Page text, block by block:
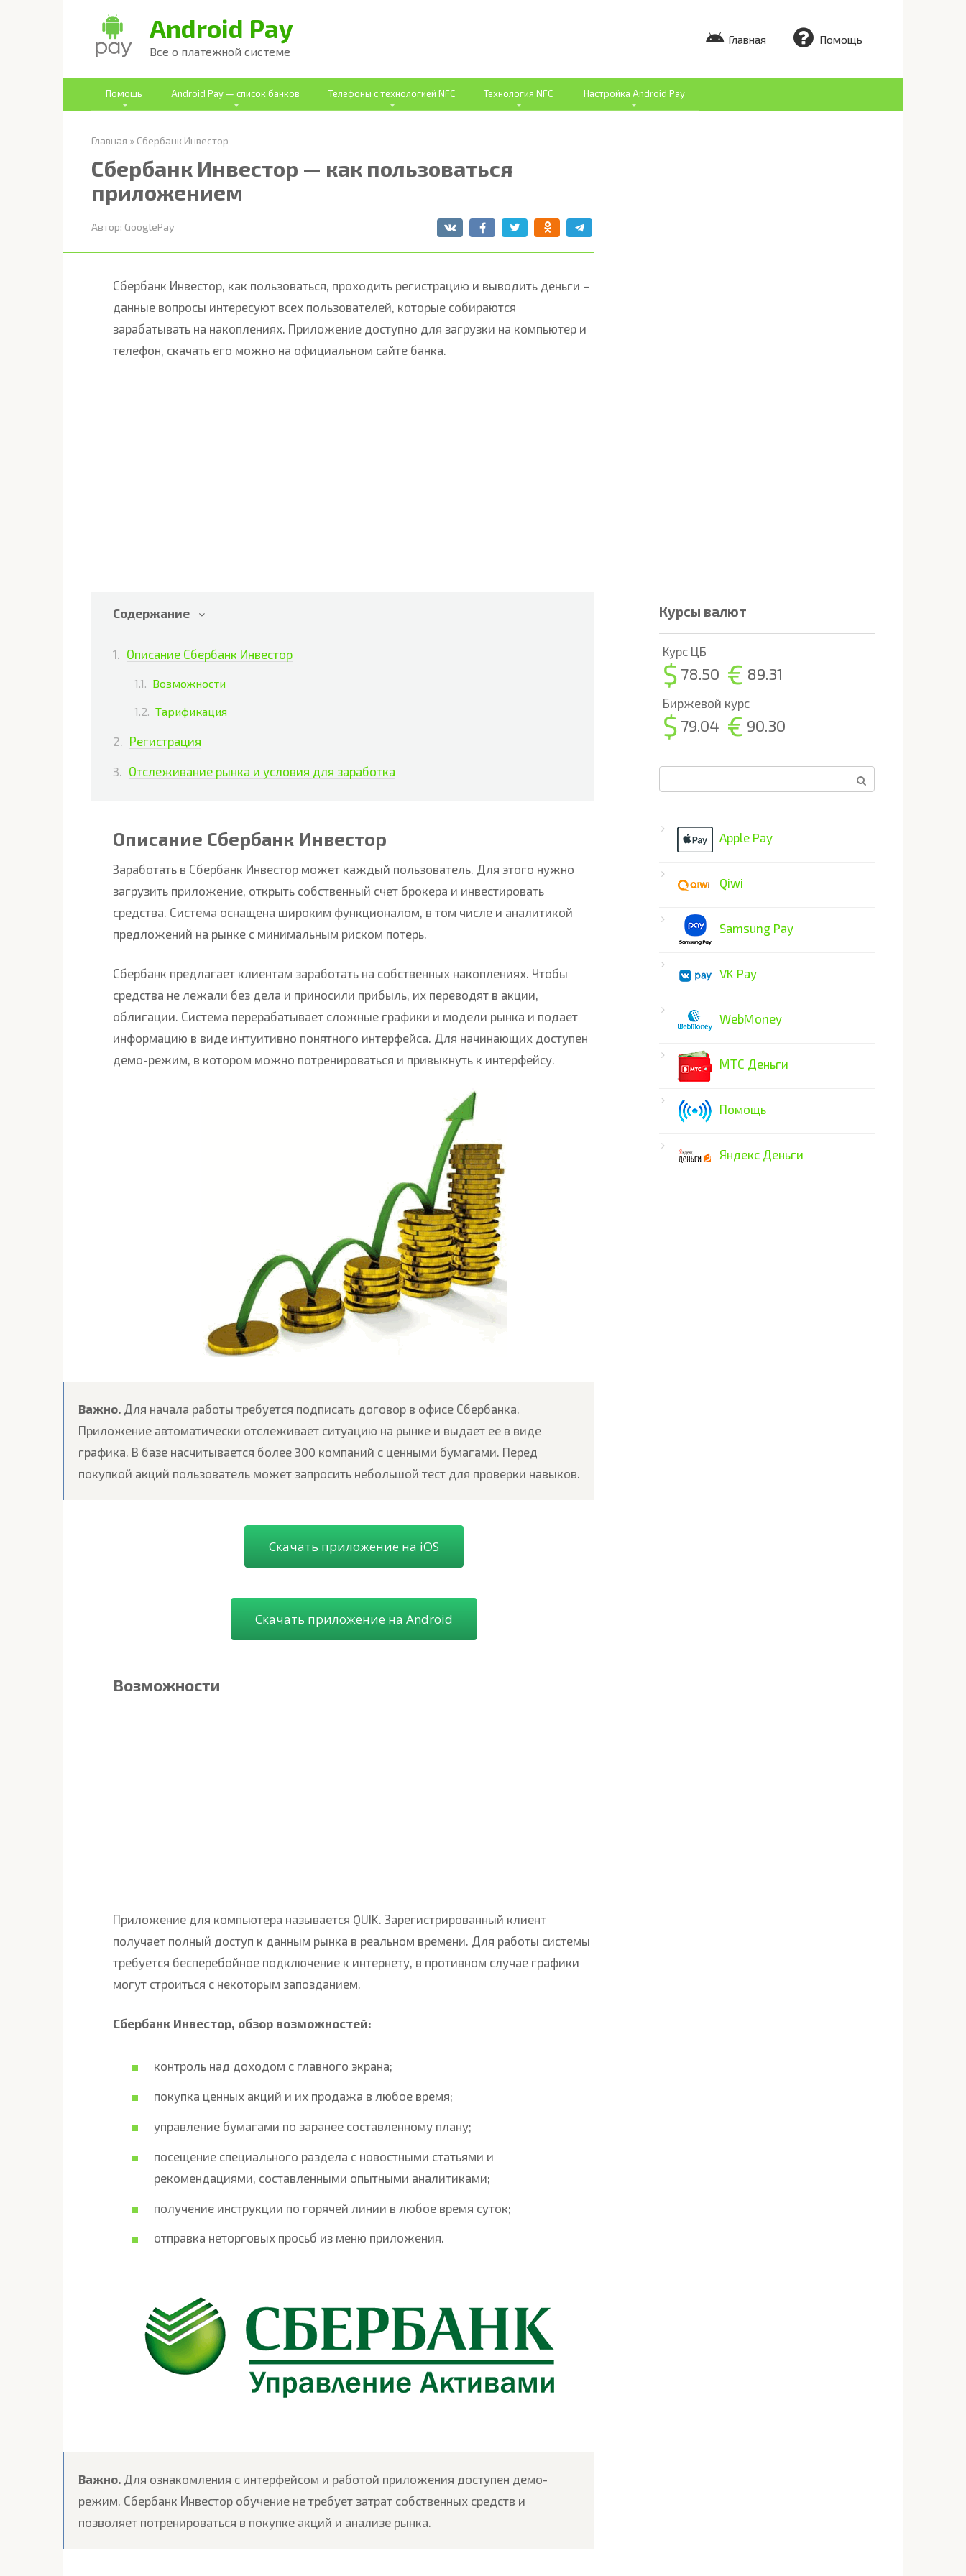
Android Pay
Все о платежной системе
Главная Помощь
Помощь Android Pay — список банков Телефоны с технологией NFC Технология NFC Настройка Android Pay
Главная » Сбербанк Инвестор
Сбербанк Инвестор — как пользоваться
приложением
Автор: GooglePay
Сбербанк Инвестор, как пользоваться, проходить регистрацию и выводить деньги –
данные вопросы интересуют всех пользователей, которые собираются
зарабатывать на накоплениях. Приложение доступно для загрузки на компьютер и
телефон, скачать его можно на официальном сайте банка.
Содержание
Описание Сбербанк Инвестор
Возможности
Тарификация
Регистрация
Отслеживание рынка и условия для заработка
Описание Сбербанк Инвестор
Заработать в Сбербанк Инвестор может каждый пользователь. Для этого нужно
загрузить приложение, открыть собственный счет брокера и инвестировать
средства. Система оснащена широким функционалом, в том числе и аналитикой
предложений на рынке с минимальным риском потерь.
Сбербанк предлагает клиентам заработать на собственных накоплениях. Чтобы
средства не лежали без дела и приносили прибыль, их переводят в акции,
облигации. Система перерабатывает сложные графики и модели рынка и подает
информацию в виде интуитивно понятного интерфейса. Для начинающих доступен
демо-режим, в котором можно потренироваться и привыкнуть к интерфейсу.
Важно. Для начала работы требуется подписать договор в офисе Сбербанка.
Приложение автоматически отслеживает ситуацию на рынке и выдает ее в виде
графика. В базе насчитывается более 300 компаний с ценными бумагами. Перед
покупкой акций пользователь может запросить небольшой тест для проверки навыков.
Скачать приложение на iOS
Скачать приложение на Android
Возможности
Приложение для компьютера называется QUIK. Зарегистрированный клиент
получает полный доступ к данным рынка в реальном времени. Для работы системы
требуется бесперебойное подключение к интернету, в противном случае графики
могут строиться с некоторым запозданием.
Сбербанк Инвестор, обзор возможностей:
контроль над доходом с главного экрана;
покупка ценных акций и их продажа в любое время;
управление бумагами по заранее составленному плану;
посещение специального раздела с новостными статьями и
рекомендациями, составленными опытными аналитиками;
получение инструкции по горячей линии в любое время суток;
отправка неторговых просьб из меню приложения.
Важно. Для ознакомления с интерфейсом и работой приложения доступен демо-
режим. Сбербанк Инвестор обучение не требует затрат собственных средств и
позволяет потренироваться в покупке акций и анализе рынка.
Курсы валют
Курс ЦБ
$ 78.50 € 89.31
Биржевой курс
$ 79.04 € 90.30
Apple Pay
Qiwi
Samsung Pay
VK Pay
WebMoney
МТС Деньги
Помощь
Яндекс Деньги